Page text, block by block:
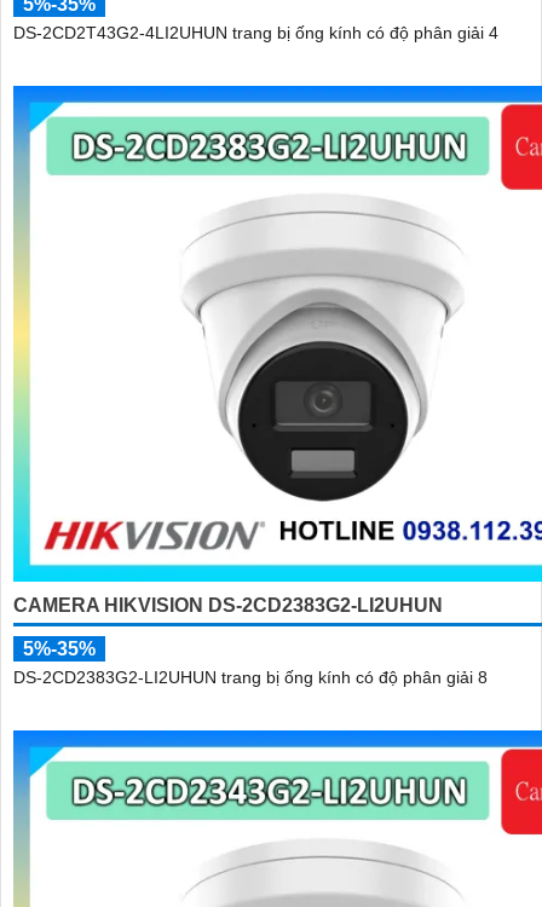
DS-2CD2T43G2-4LI2UHUN trang bị ống kính có độ phân giải 4
CAMERA HIKVISION DS-2CD2383G2-LI2UHUN
5%-35%
DS-2CD2383G2-LI2UHUN trang bị ống kính có độ phân giải 8